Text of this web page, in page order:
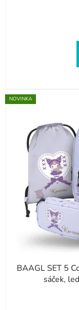
NOVINKA
BAAGL SET 5
sáček,